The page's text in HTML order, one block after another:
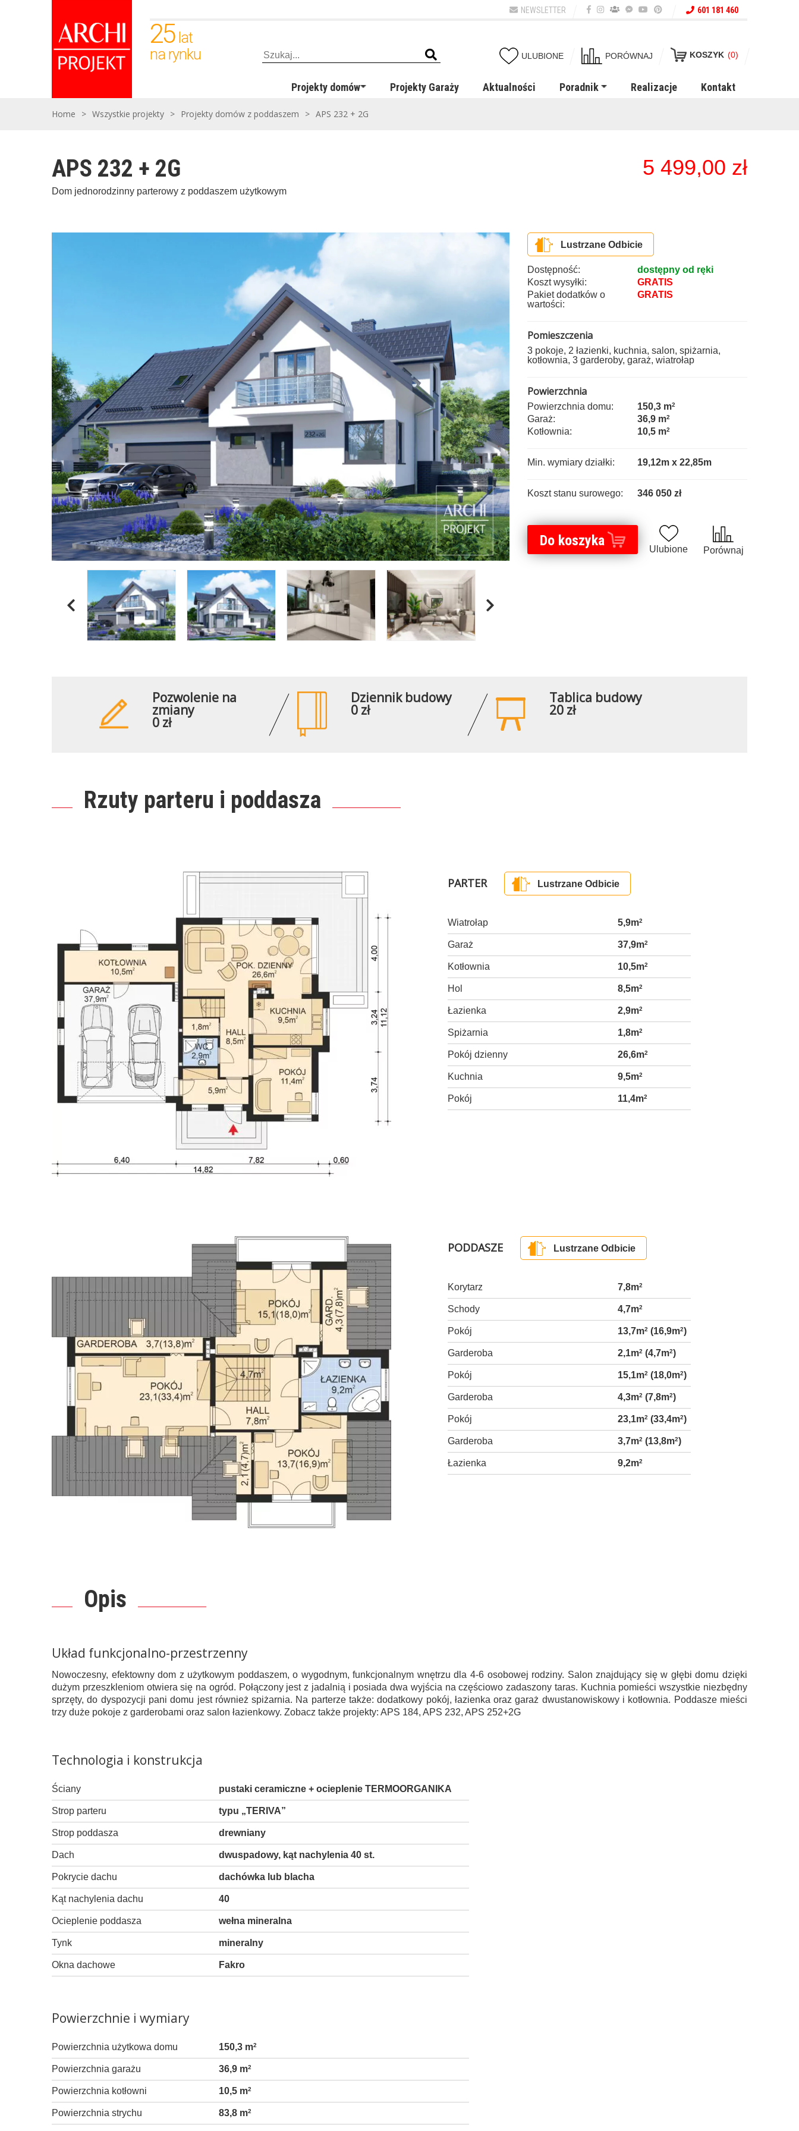
NEWSLETTER 601 181 460
25 lat
na rynku
ULUBIONE PORÓWNAJ KOSZYK (0)
Projekty domów Projekty Garaży Aktualności Poradnik Realizacje Kontakt
Home > Wszystkie projekty > Projekty domów z poddaszem > APS 232 + 2G
APS 232 + 2G 5 499,00 zł
Dom jednorodzinny parterowy z poddaszem użytkowym
Lustrzane Odbicie
Dostępność:
dostępny od ręki
Koszt wysyłki:
GRATIS
Pakiet dodatków o
wartości:
GRATIS
Pomieszczenia
3 pokoje, 2 łazienki, kuchnia, salon, spiżarnia,
kotłownia, 3 garderoby, garaż, wiatrołap
Powierzchnia
Powierzchnia domu: 150,3 m2
Garaż: 36,9 m2
Kotłownia: 10,5 m2
Min. wymiary działki: 19,12m x 22,85m
Koszt stanu surowego: 346 050 zł
Do koszyka
Ulubione Porównaj
Pozwolenie na
zmiany
0 zł
Dziennik budowy
0 zł
Tablica budowy
20 zł
Rzuty parteru i poddasza
PARTER Lustrzane Odbicie
Wiatrołap 5,9m2
Garaż 37,9m2
Kotłownia 10,5m2
Hol 8,5m2
Łazienka 2,9m2
Spiżarnia 1,8m2
Pokój dzienny 26,6m2
Kuchnia 9,5m2
Pokój 11,4m2
PODDASZE Lustrzane Odbicie
Korytarz 7,8m2
Schody 4,7m2
Pokój 13,7m2 (16,9m2)
Garderoba 2,1m2 (4,7m2)
Pokój 15,1m2 (18,0m2)
Garderoba 4,3m2 (7,8m2)
Pokój 23,1m2 (33,4m2)
Garderoba 3,7m2 (13,8m2)
Łazienka 9,2m2
Opis
Układ funkcjonalno-przestrzenny
Nowoczesny, efektowny dom z użytkowym poddaszem, o wygodnym, funkcjonalnym wnętrzu dla 4-6 osobowej rodziny. Salon znajdujący się w głębi domu dzięki
dużym przeszkleniom otwiera się na ogród. Połączony jest z jadalnią i posiada dwa wyjścia na częściowo zadaszony taras. Kuchnia pomieści wszystkie niezbędny
sprzęty, do dyspozycji pani domu jest również spiżarnia. Na parterze także: dodatkowy pokój, łazienka oraz garaż dwustanowiskowy i kotłownia. Poddasze mieści
trzy duże pokoje z garderobami oraz salon łazienkowy. Zobacz także projekty: APS 184, APS 232, APS 252+2G
Technologia i konstrukcja
Ściany pustaki ceramiczne + ocieplenie TERMOORGANIKA
Strop parteru typu „TERIVA”
Strop poddasza drewniany
Dach dwuspadowy, kąt nachylenia 40 st.
Pokrycie dachu dachówka lub blacha
Kąt nachylenia dachu 40
Ocieplenie poddasza wełna mineralna
Tynk mineralny
Okna dachowe Fakro
Powierzchnie i wymiary
Powierzchnia użytkowa domu 150,3 m2
Powierzchnia garażu 36,9 m2
Powierzchnia kotłowni 10,5 m2
Powierzchnia strychu 83,8 m2